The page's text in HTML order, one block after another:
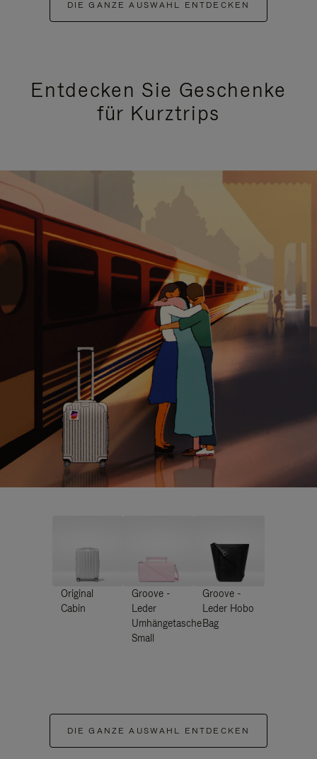
DIE GANZE AUSWAHL ENTDECKEN
Entdecken Sie Geschenke
für Kurztrips
Original
Cabin
Groove -
Leder
Umhängetasche
Small
Groove -
Leder Hobo
Bag
DIE GANZE AUSWAHL ENTDECKEN